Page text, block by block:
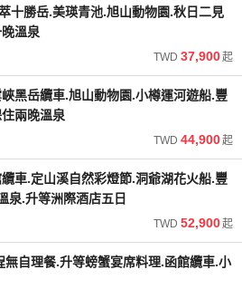
十勝岳.美瑛青池.旭山動物園.秋日二見
溫泉
TWD 37,900起
黑岳纜車.旭山動物園.小樽運河遊船.豐
兩晚溫泉
TWD 44,900起
車.定山溪自然彩燈節.洞爺湖花火船.豐
泉.升等洲際酒店五日
TWD 52,900起
自理餐.升等螃蟹宴席料理.函館纜車.小